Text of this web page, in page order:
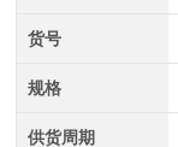
货号
规格
供货周期